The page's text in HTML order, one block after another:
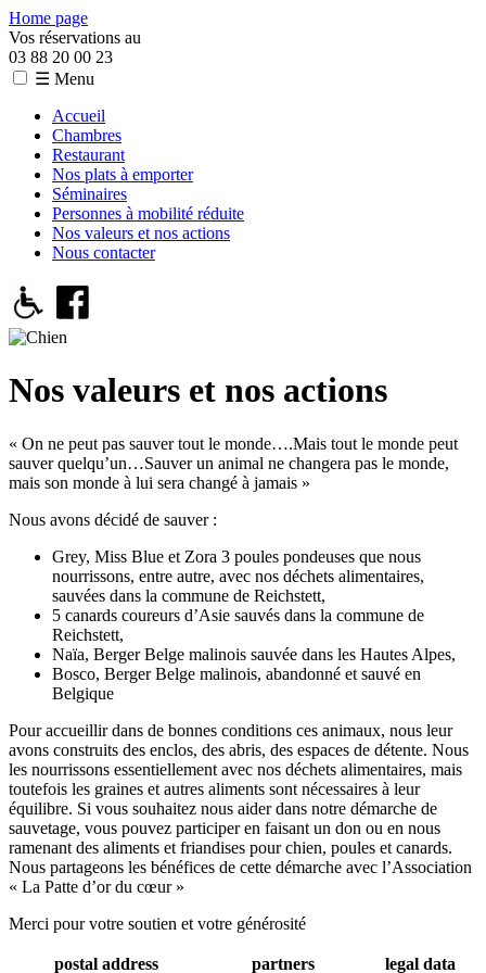
Home page
Vos réservations au
03 88 20 00 23
☰ Menu
Accueil
Chambres
Restaurant
Nos plats à emporter
Séminaires
Personnes à mobilité réduite
Nos valeurs et nos actions
Nous contacter
Nos valeurs et nos actions
« On ne peut pas sauver tout le monde….Mais tout le monde peut
sauver quelqu’un…Sauver un animal ne changera pas le monde,
mais son monde à lui sera changé à jamais »
Nous avons décidé de sauver :
Grey, Miss Blue et Zora 3 poules pondeuses que nous
nourrissons, entre autre, avec nos déchets alimentaires,
sauvées dans la commune de Reichstett,
5 canards coureurs d’Asie sauvés dans la commune de
Reichstett,
Naïa, Berger Belge malinois sauvée dans les Hautes Alpes,
Bosco, Berger Belge malinois, abandonné et sauvé en
Belgique
Pour accueillir dans de bonnes conditions ces animaux, nous leur
avons construits des enclos, des abris, des espaces de détente. Nous
les nourrissons essentiellement avec nos déchets alimentaires, mais
toutefois les graines et autres aliments sont nécessaires à leur
équilibre. Si vous souhaitez nous aider dans notre démarche de
sauvetage, vous pouvez participer en faisant un don ou en nous
ramenant des aliments et friandises pour chien, poules et canards.
Nous partageons les bénéfices de cette démarche avec l’Association
« La Patte d’or du cœur »
Merci pour votre soutien et votre générosité
postal address partners legal data